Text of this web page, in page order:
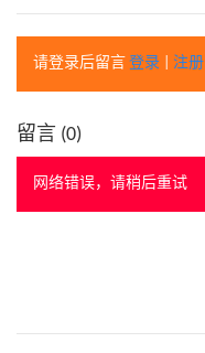
请登录后留言 登录 注册
留言 (0)
网络错误，请稍后重试